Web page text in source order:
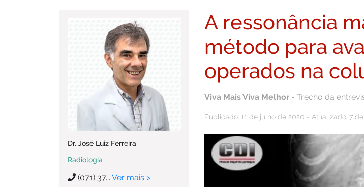
Dr. José Luiz Ferreira
Radiologia
(071) 37... Ver mais >
A ressonância
método para
operados na
Viva Mais Viva Melhor - Trecho da
Publicado: 11 de julho de 2020 - Atualizado: 7